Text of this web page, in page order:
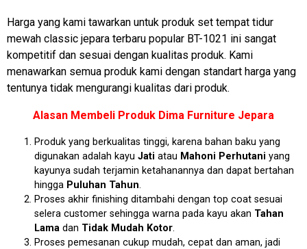
Harga yang kami tawarkan untuk produk set tempat tidur
mewah classic jepara terbaru popular BT-1021 ini sangat
kompetitif dan sesuai dengan kualitas produk. Kami
menawarkan semua produk kami dengan standart harga yang
tentunya tidak mengurangi kualitas dari produk.
Alasan Membeli Produk Dima Furniture Jepara
Produk yang berkualitas tinggi, karena bahan baku yang
digunakan adalah kayu Jati atau Mahoni Perhutani yang
kayunya sudah terjamin ketahanannya dan dapat bertahan
hingga Puluhan Tahun.
Proses akhir finishing ditambahi dengan top coat sesuai
selera customer sehingga warna pada kayu akan Tahan
Lama dan Tidak Mudah Kotor.
Proses pemesanan cukup mudah, cepat dan aman, jadi